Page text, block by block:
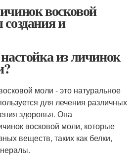
восковой
и
из личинок
моли - это натуральное
для лечения различных
здоровья. Она
восковой моли, которые
веществ, таких как белки,